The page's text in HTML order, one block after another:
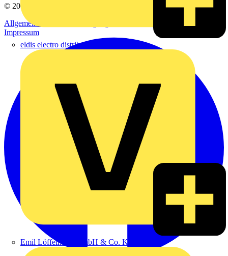
eldis electro distributor GmbH
Emil Löffelhardt GmbH & Co. KG
© 2002-
Allgemeine Geschäftsbedingungen
Impressum